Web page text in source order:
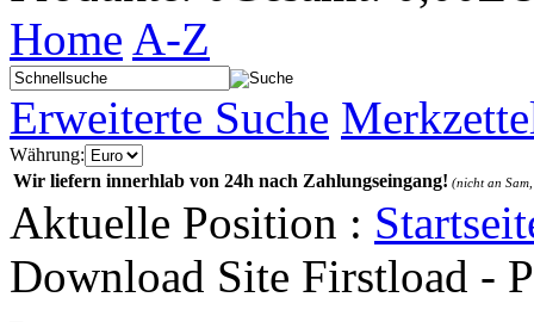
Home A-Z
Erweiterte Suche
Währung:
Wir liefern innerhlab von 24h nach Zahlungseingang! (nicht an
Aktuelle Position :
Download Site Firstload -